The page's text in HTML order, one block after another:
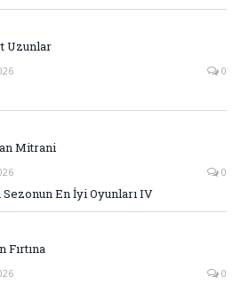
Uzunlar
0
Mitrani
0
Sezonun En İyi Oyunları IV
Fırtına
0